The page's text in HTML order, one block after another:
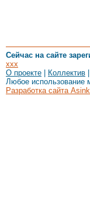
Сейчас на сайте
xxx
О проекте
Коллектив
Любое использование
Разработка сайта